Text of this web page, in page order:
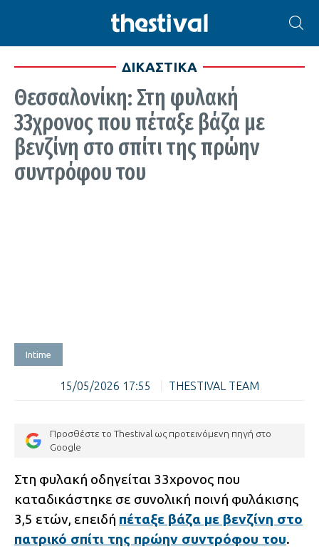
ΔΙΚΑΣΤΙΚΑ
Θεσσαλονίκη: Στη φυλακή
33χρονος που πέταξε βάζα με
βενζίνη στο σπίτι της πρώην
συντρόφου του
Intime
15/05/2026 17:55 THESTIVAL TEAM
Προσθέστε το Thestival ως προτεινόμενη πηγή στο
Google
Στη φυλακή οδηγείται 33χρονος που
καταδικάστηκε σε συνολική ποινή φυλάκισης
3,5 ετών, επειδή πέταξε βάζα με βενζίνη στο
πατρικό σπίτι της πρώην συντρόφου του.